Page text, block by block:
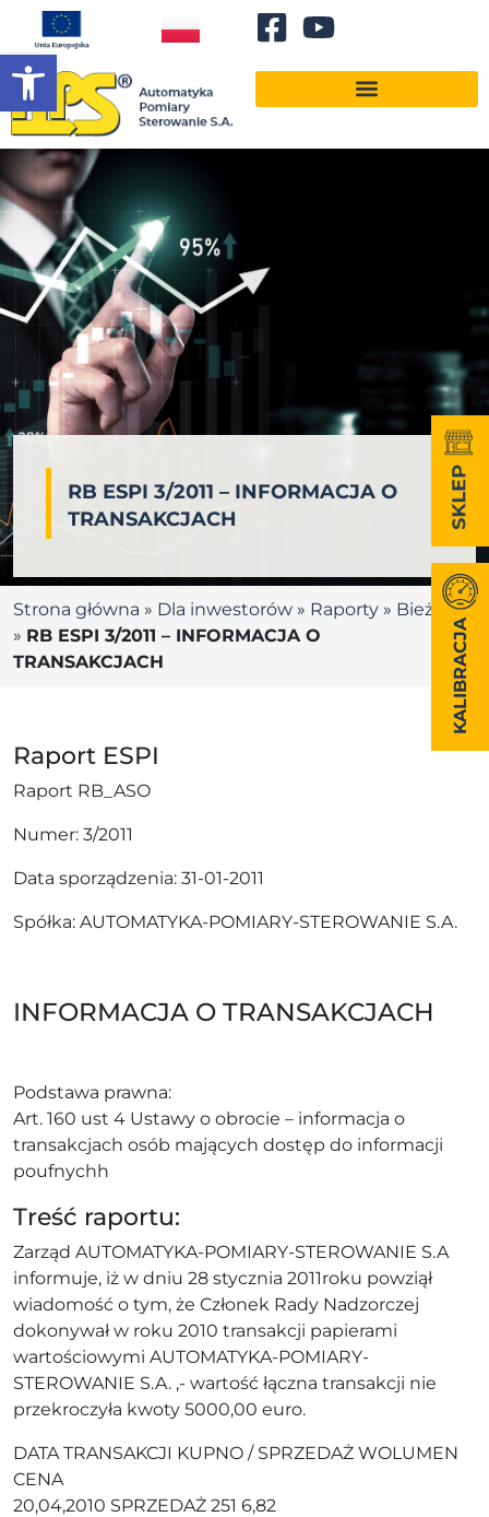
Otwórz pasek narzędzi
RB ESPI 3/2011 – INFORMACJA O
TRANSAKCJACH
Strona główna » Dla inwestorów » Raporty » Bieżące
» RB ESPI 3/2011 – INFORMACJA O
TRANSAKCJACH
Raport ESPI
Raport RB_ASO
Numer: 3/2011
Data sporządzenia: 31-01-2011
Spółka: AUTOMATYKA-POMIARY-STEROWANIE S.A.
INFORMACJA O TRANSAKCJACH
Podstawa prawna:
Art. 160 ust 4 Ustawy o obrocie – informacja o
transakcjach osób mających dostęp do informacji
poufnychh
Treść raportu:
Zarząd AUTOMATYKA-POMIARY-STEROWANIE S.A
informuje, iż w dniu 28 stycznia 2011roku powziął
wiadomość o tym, że Członek Rady Nadzorczej
dokonywał w roku 2010 transakcji papierami
wartościowymi AUTOMATYKA-POMIARY-
STEROWANIE S.A. ,- wartość łączna transakcji nie
przekroczyła kwoty 5000,00 euro.
DATA TRANSAKCJI KUPNO / SPRZEDAŻ WOLUMEN
CENA
20,04,2010 SPRZEDAŻ 251 6,82
KALIBRACJA